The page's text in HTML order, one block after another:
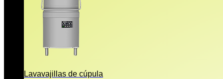
Lavavajillas de cúpula